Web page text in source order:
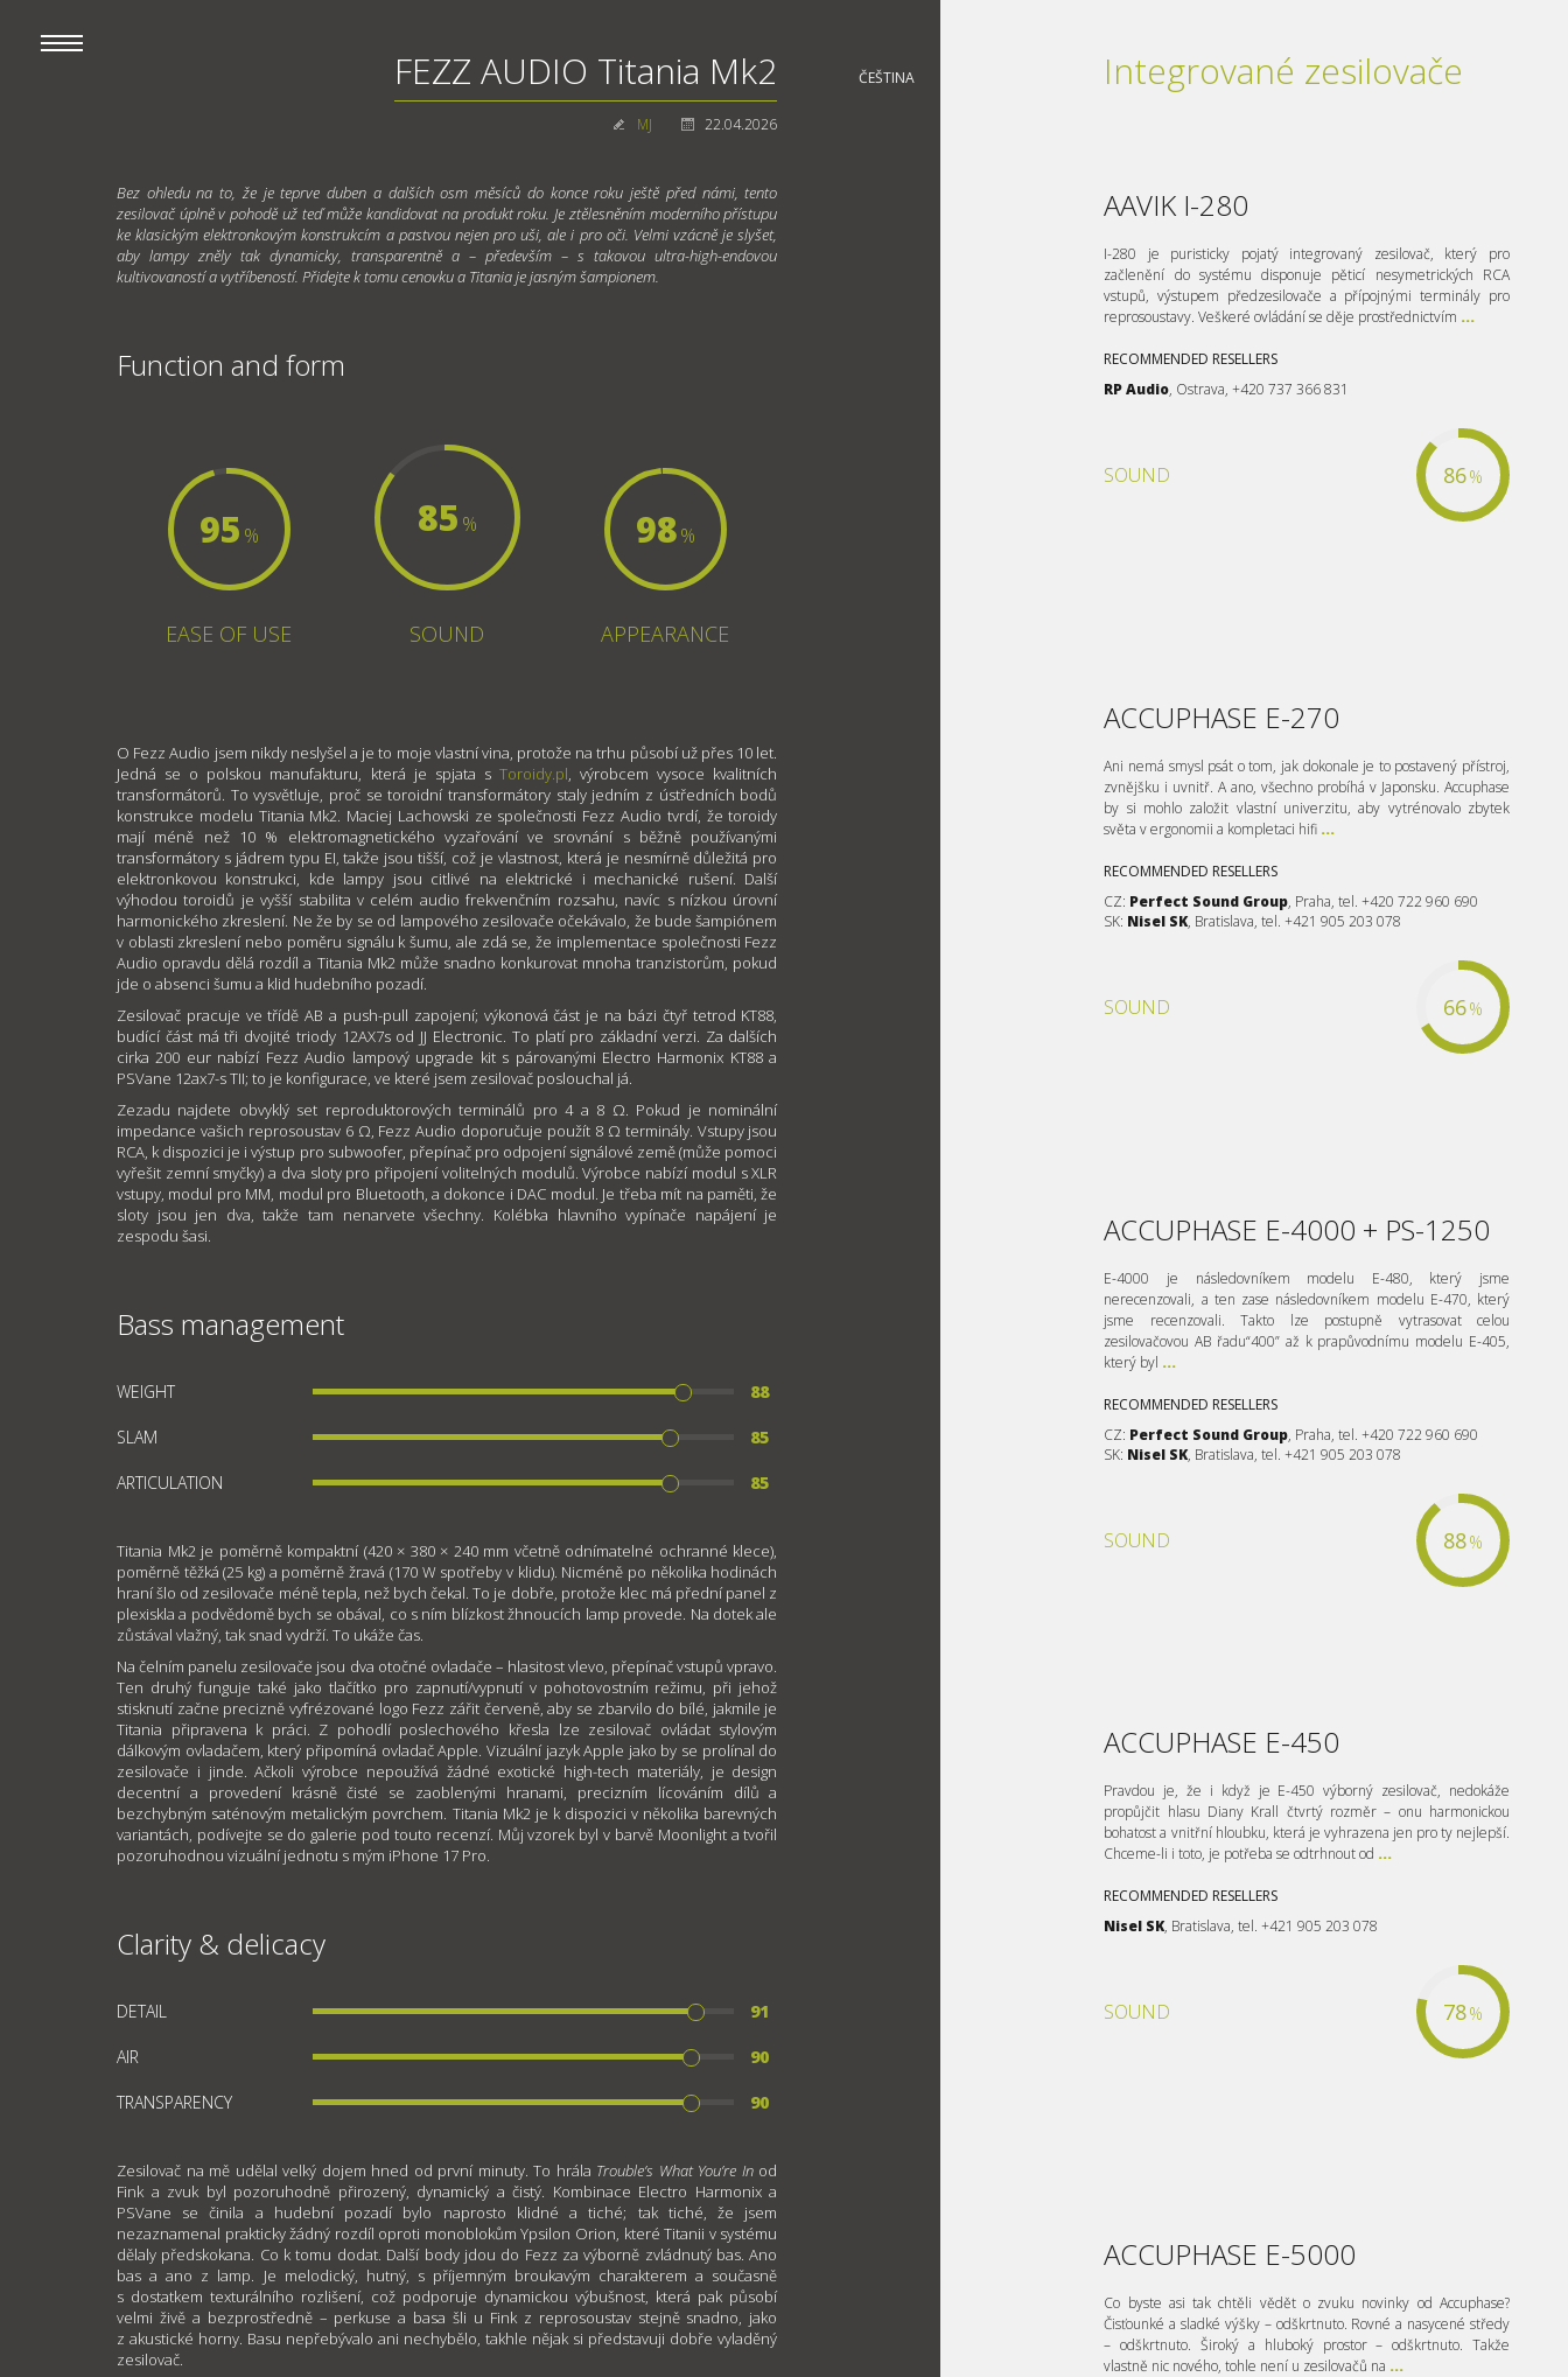
FEZZ AUDIO Titania Mk2
MJ 22.04.2026
Integrované zesilovače
Bez ohledu na to, že je teprve duben a dalších osm měsíců do konce roku ještě před námi, tento
zesilovač úplně v pohodě už teď může kandidovat na produkt roku. Je ztělesněním moderního přístupu
ke klasickým elektronkovým konstrukcím a pastvou nejen pro uši, ale i pro oči. Velmi vzácně je slyšet,
aby lampy zněly tak dynamicky, transparentně a – především – s takovou ultra-high-endovou
kultivovaností a vytříbeností. Přidejte k tomu cenovku a Titania je jasným šampionem.
Function and form
95 %
EASE OF USE
85 %
SOUND
98%
APPEARANCE
O Fezz Audio jsem nikdy neslyšel a je to moje vlastní vina, protože na trhu působí už přes 10 let.
Jedná se o polskou manufakturu, která je spjata sToroidy.pl, výrobcem vysoce kvalitních
transformátorů. To vysvětluje, proč se toroidní transformátory staly jedním z ústředních bodů
konstrukce modelu Titania Mk2. Maciej Lachowski ze společnosti Fezz Audio tvrdí, že toroidy
mají méně než 10 % elektromagnetického vyzařování ve srovnání s běžně používanými
transformátory s jádrem typu EI, takže jsou tišší, což je vlastnost, která je nesmírně důležitá pro
elektronkovou konstrukci, kde lampy jsou citlivé na elektrické i mechanické rušení. Další
výhodou toroidů je vyšší stabilita v celém audio frekvenčním rozsahu, navíc s nízkou úrovní
harmonického zkreslení. Ne že by se od lampového zesilovače očekávalo, že bude šampiónem
v oblasti zkreslení nebo poměru signálu k šumu, ale zdá se, že implementace společnosti Fezz
Audio opravdu dělá rozdíl a Titania Mk2 může snadno konkurovat mnoha tranzistorům, pokud
jde o absenci šumu a klid hudebního pozadí.
Zesilovač pracuje ve třídě AB a push-pull zapojení; výkonová část je na bázi čtyř tetrod KT88,
budící část má tři dvojité triody 12AX7s od JJ Electronic. To platí pro základní verzi. Za dalších
cirka 200 eur nabízí Fezz Audio lampový upgrade kit s párovanými Electro Harmonix KT88 a
PSVane 12ax7-s TII; to je konfigurace, ve které jsem zesilovač poslouchal já.
Zezadu najdete obvyklý set reproduktorových terminálů pro 4 a 8 Ω. Pokud je nominální
impedance vašich reprosoustav 6 Ω, Fezz Audio doporučuje použít 8 Ω terminály. Vstupy jsou
RCA, k dispozici je i výstup pro subwoofer, přepínač pro odpojení signálové země (může pomoci
vyřešit zemní smyčky) a dva sloty pro připojení volitelných modulů. Výrobce nabízí modul s XLR
vstupy, modul pro MM, modul pro Bluetooth, a dokonce i DAC modul. Je třeba mít na paměti, že
sloty jsou jen dva, takže tam nenarvete všechny. Kolébka hlavního vypínače napájení je
zespodu šasi.
Bass management
WEIGHT 88
SLAM 85
ARTICULATION 85
Titania Mk2 je poměrně kompaktní (420 × 380 × 240 mm včetně odnímatelné ochranné klece),
poměrně těžká (25 kg) a poměrně žravá (170 W spotřeby v klidu). Nicméně po několika hodinách
hraní šlo od zesilovače méně tepla, než bych čekal. To je dobře, protože klec má přední panel z
plexiskla a podvědomě bych se obával, co s ním blízkost žhnoucích lamp provede. Na dotek ale
zůstával vlažný, tak snad vydrží. To ukáže čas.
Na čelním panelu zesilovače jsou dva otočné ovladače – hlasitost vlevo, přepínač vstupů vpravo.
Ten druhý funguje také jako tlačítko pro zapnutí/vypnutí v pohotovostním režimu, při jehož
stisknutí začne precizně vyfrézované logo Fezz zářit červeně, aby se zbarvilo do bílé, jakmile je
Titania připravena k práci. Z pohodlí poslechového křesla lze zesilovač ovládat stylovým
dálkovým ovladačem, který připomíná ovladač Apple. Vizuální jazyk Apple jako by se prolínal do
zesilovače i jinde. Ačkoli výrobce nepoužívá žádné exotické high-tech materiály, je design
decentní a provedení krásně čisté se zaoblenými hranami, precizním lícováním dílů a
bezchybným saténovým metalickým povrchem. Titania Mk2 je k dispozici v několika barevných
variantách, podívejte se do galerie pod touto recenzí. Můj vzorek byl v barvě Moonlight a tvořil
pozoruhodnou vizuální jednotu s mým iPhone 17 Pro.
Clarity & delicacy
DETAIL 91
AIR 90
TRANSPARENCY 90
Zesilovač na mě udělal velký dojem hned od první minuty. To hrála Trouble’s What You’re In od
Fink a zvuk byl pozoruhodně přirozený, dynamický a čistý. Kombinace Electro Harmonix a
PSVane se činila a hudební pozadí bylo naprosto klidné a tiché; tak tiché, že jsem
nezaznamenal prakticky žádný rozdíl oproti monoblokům Ypsilon Orion, které Titanii v systému
dělaly předskokana. Co k tomu dodat. Další body jdou do Fezz za výborně zvládnutý bas. Ano
bas a ano z lamp. Je melodický, hutný, s příjemným broukavým charakterem a současně
s dostatkem texturálního rozlišení, což podporuje dynamickou výbušnost, která pak působí
velmi živě a bezprostředně – perkuse a basa šli u Fink z reprosoustav stejně snadno, jako
z akustické horny. Basu nepřebývalo ani nechybělo, takhle nějak si představuji dobře vyladěný
zesilovač.
AAVIK I-280
I-280 je puristicky pojatý integrovaný zesilovač, který pro
začlenění do systému disponuje pěticí nesymetrických RCA
vstupů, výstupem předzesilovače a přípojnými terminály pro
reprosoustavy. Veškeré ovládání se děje prostřednictvím ...
RECOMMENDED RESELLERS
RP Audio, Ostrava, +420 737 366 831
SOUND 86%
ACCUPHASE E-270
Ani nemá smysl psát o tom, jak dokonale je to postavený přístroj,
zvnějšku i uvnitř. A ano, všechno probíhá v Japonsku. Accuphase
by si mohlo založit vlastní univerzitu, aby vytrénovalo zbytek
světa v ergonomii a kompletaci hifi ...
RECOMMENDED RESELLERS
CZ: Perfect Sound Group, Praha, tel. +420 722 960 690
SK: Nisel SK, Bratislava, tel. +421 905 203 078
SOUND 66%
ACCUPHASE E-4000 + PS-1250
E-4000 je následovníkem modelu E-480, který jsme
nerecenzovali, a ten zase následovníkem modelu E-470, který
jsme recenzovali. Takto lze postupně vytrasovat celou
zesilovačovou AB řadu“400” až k prapůvodnímu modelu E-405,
který byl ...
RECOMMENDED RESELLERS
CZ: Perfect Sound Group, Praha, tel. +420 722 960 690
SK: Nisel SK, Bratislava, tel. +421 905 203 078
SOUND 88%
ACCUPHASE E-450
Pravdou je, že i když je E-450 výborný zesilovač, nedokáže
propůjčit hlasu Diany Krall čtvrtý rozměr – onu harmonickou
bohatost a vnitřní hloubku, která je vyhrazena jen pro ty nejlepší.
Chceme-li i toto, je potřeba se odtrhnout od ...
RECOMMENDED RESELLERS
Nisel SK, Bratislava, tel. +421 905 203 078
SOUND 78%
ACCUPHASE E-5000
Co byste asi tak chtěli vědět o zvuku novinky od Accuphase?
Čisťounké a sladké výšky – odškrtnuto. Rovné a nasycené středy
– odškrtnuto. Široký a hluboký prostor – odškrtnuto. Takže
vlastně nic nového, tohle není u zesilovačů na ...
ČEŠTINA